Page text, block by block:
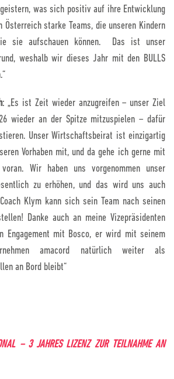
was sich positiv auf ihre Entwicklung
starke Teams, die unseren Kindern
sie aufschauen können. Das ist unser
weshalb wir dieses Jahr mit den BULLS
: „Es ist Zeit wieder anzugreifen – unser Ziel
wieder an der Spitze mitzuspielen – dafür
Unser Wirtschaftsbeirat ist einzigartig
Vorhaben mit, und da gehe ich gerne mit
voran. Wir haben uns vorgenommen unser
zu erhöhen, und das wird uns auch
Klym kann sich sein Team nach seinen
Danke auch an meine Vizepräsidenten
Engagement mit Bosco, er wird mit seinem
amacord natürlich weiter als
an Bord bleibt“
– 3 JAHRES LIZENZ ZUR TEILNAHME AN